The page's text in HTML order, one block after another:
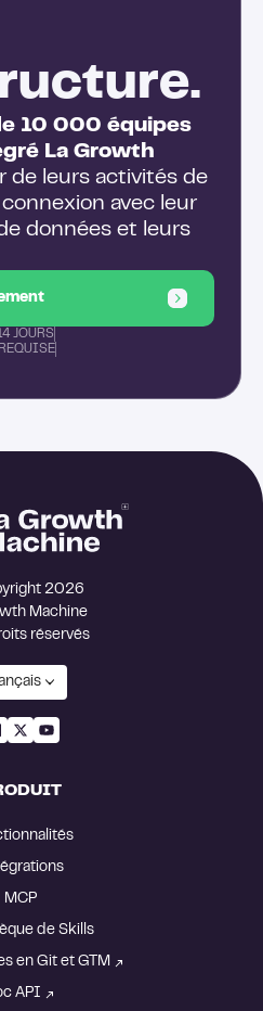
10 000 équipes
La Growth
de leurs activités de
avec leur
données et leurs
JOURS
2026
Machine
réservés
MCP
de Skills
en Git et GTM
API